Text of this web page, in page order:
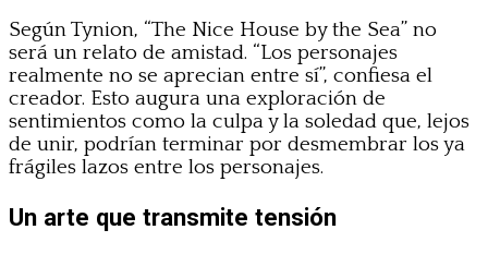
Según Tynion, “The Nice House by the Sea” no
será un relato de amistad. “Los personajes
realmente no se aprecian entre sí”, confiesa el
creador. Esto augura una exploración de
sentimientos como la culpa y la soledad que, lejos
de unir, podrían terminar por desmembrar los ya
frágiles lazos entre los personajes.
Un arte que transmite tensión